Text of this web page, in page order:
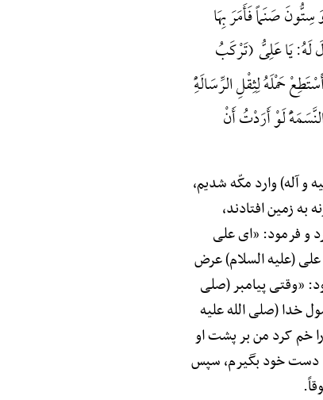
صَنَماً فَأَمَرَ بِهَا
لَهُ: یَا عَلِیُّ (تَرْکَبُ
حَمْلَهُ لِثِقْلِ الرِّسَالَهًِْ
لَوْ أَرَدْتُ أَنْ
و آله) وارد مکّه شدیم،
زمین افتادند،
و فرمود: «ای علی
علی (علیه السلام) عرض
«وقتی پیامبر (صلی
خدا (صلی الله علیه
خم کرد من بر پشت او
دست خود بگیرم، سپس